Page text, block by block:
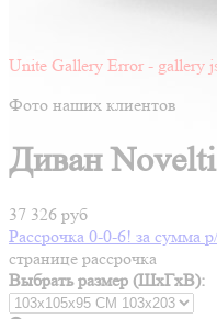
Unite Gallery Error - gallery
Фото наших клиентов
Диван
37 326 руб
Рассрочка 0-0-6! за сумма
странице рассрочка
Выбрать размер (ШхГхВ):